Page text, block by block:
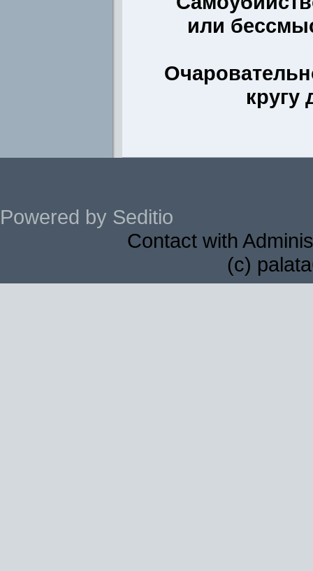
или
кругу
Powered by Seditio
Contact with
(c)